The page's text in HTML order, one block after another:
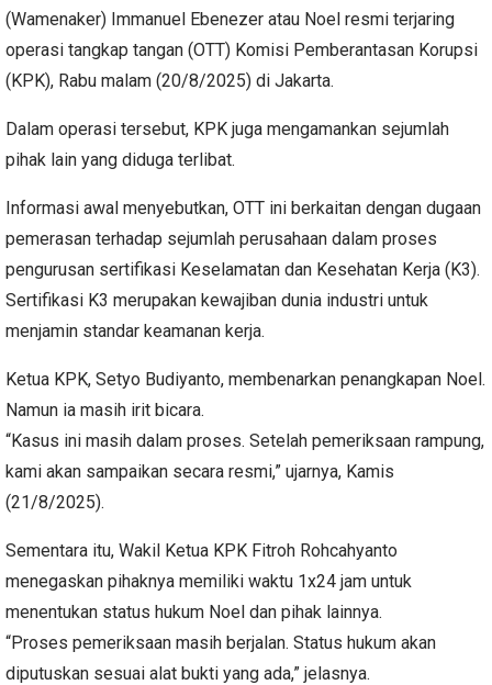
(Wamenaker) Immanuel Ebenezer atau Noel resmi terjaring
operasi tangkap tangan (OTT) Komisi Pemberantasan Korupsi
(KPK), Rabu malam (20/8/2025) di Jakarta.
Dalam operasi tersebut, KPK juga mengamankan sejumlah
pihak lain yang diduga terlibat.
Informasi awal menyebutkan, OTT ini berkaitan dengan dugaan
pemerasan terhadap sejumlah perusahaan dalam proses
pengurusan sertifikasi Keselamatan dan Kesehatan Kerja (K3).
Sertifikasi K3 merupakan kewajiban dunia industri untuk
menjamin standar keamanan kerja.
Ketua KPK, Setyo Budiyanto, membenarkan penangkapan Noel.
Namun ia masih irit bicara.
“Kasus ini masih dalam proses. Setelah pemeriksaan rampung,
kami akan sampaikan secara resmi,” ujarnya, Kamis
(21/8/2025).
Sementara itu, Wakil Ketua KPK Fitroh Rohcahyanto
menegaskan pihaknya memiliki waktu 1x24 jam untuk
menentukan status hukum Noel dan pihak lainnya.
“Proses pemeriksaan masih berjalan. Status hukum akan
diputuskan sesuai alat bukti yang ada,” jelasnya.